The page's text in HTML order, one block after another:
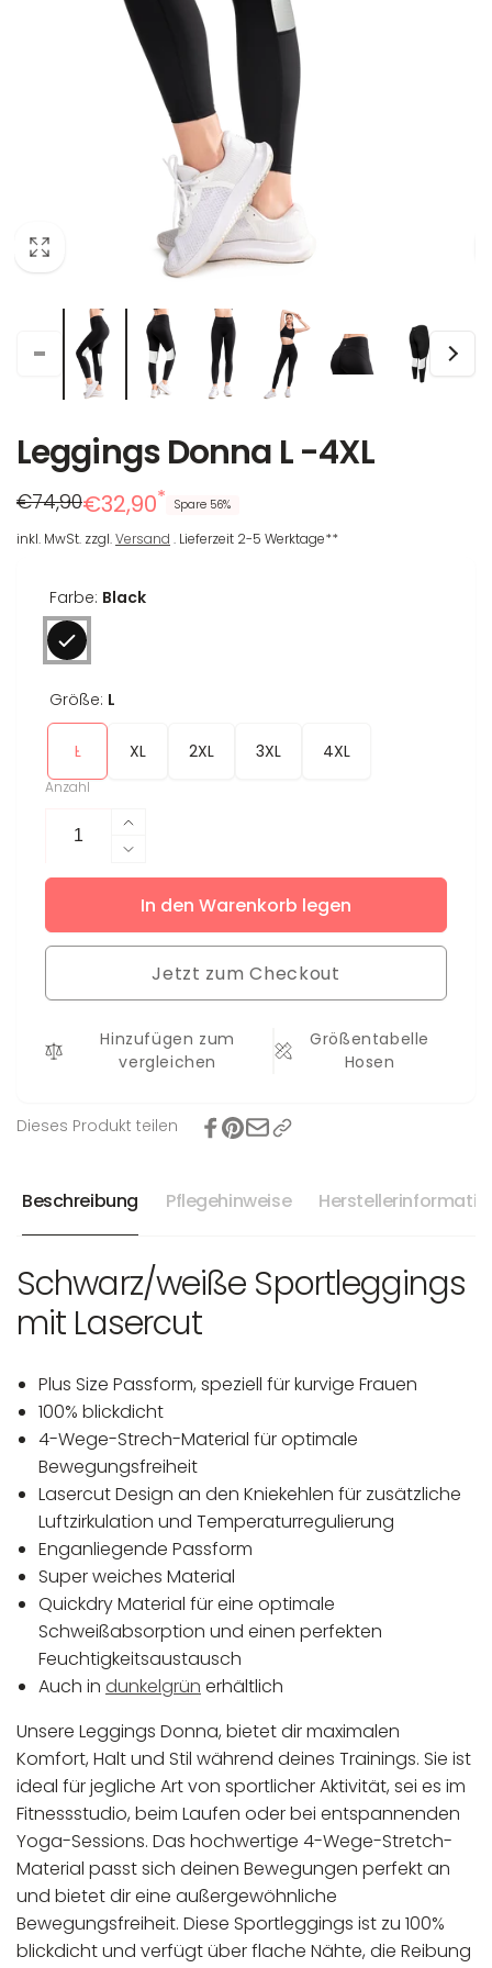
Leggings Donna L -4XL
Regulärer
Preis
€74,90
Reduzierter
Preis
€32,90* Spare 56%
inkl. MwSt. zzgl.Versand . Lieferzeit 2-5 Werktage**
Farbe: Black
Größe: L
L XL 2XL 3XL 4XL
Anzahl
Erhöhe
die
Menge
für
Donna
Verringere
die
Menge
für
Leggings
Donna
L
In den Warenkorb legen
Jetzt zum Checkout
Hinzufügen zum
vergleichen
Größentabelle
Hosen
Dieses Produkt teilen
Beschreibung Pflegehinweise
Schwarz/weiße Sportleggings
mit Lasercut
Plus Size Passform, speziell für kurvige Frauen
100% blickdicht
4-Wege-Strech-Material für optimale
Bewegungsfreiheit
Lasercut Design an den Kniekehlen für zusätzliche
Luftzirkulation und Temperaturregulierung
Enganliegende Passform
Super weiches Material
Quickdry Material für eine optimale
Schweißabsorption und einen perfekten
Feuchtigkeitsaustausch
Auch in dunkelgrün erhältlich
Unsere Leggings Donna, bietet dir maximalen
Komfort, Halt und Stil während deines Trainings. Sie ist
ideal für jegliche Art von sportlicher Aktivität, sei es im
Fitnessstudio, beim Laufen oder bei entspannenden
Yoga-Sessions. Das hochwertige 4-Wege-Stretch-
Material passt sich deinen Bewegungen perfekt an
und bietet dir eine außergewöhnliche
Bewegungsfreiheit. Diese Sportleggings ist zu 100%
blickdicht und verfügt über flache Nähte, die Reibung